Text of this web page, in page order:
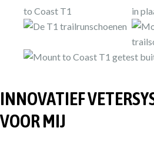
INNOVATIEF
VOOR MIJ